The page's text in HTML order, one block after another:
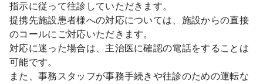
指示に従って往診していただきます。
提携先施設患者様への対応については、施設からの直接
のコールにご対応いただきます。
対応に迷った場合は、主治医に確認の電話をすることは
可能です。
また、事務スタッフが事務手続きや往診のための運転な